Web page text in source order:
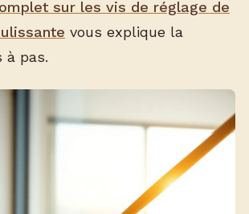
sur les vis de réglage de
vous explique la
à pas.